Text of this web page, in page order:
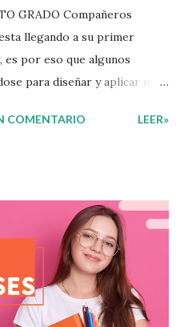
GRADO Compañeros
llegando a su primer
por eso que algunos
para diseñar y aplicar una
El examen consta de
aprendientes ya
que aun necesitan
de que elaboramos un
para atender las necesidades
acuerdo a los resultados del
COMENTARIO LEER»